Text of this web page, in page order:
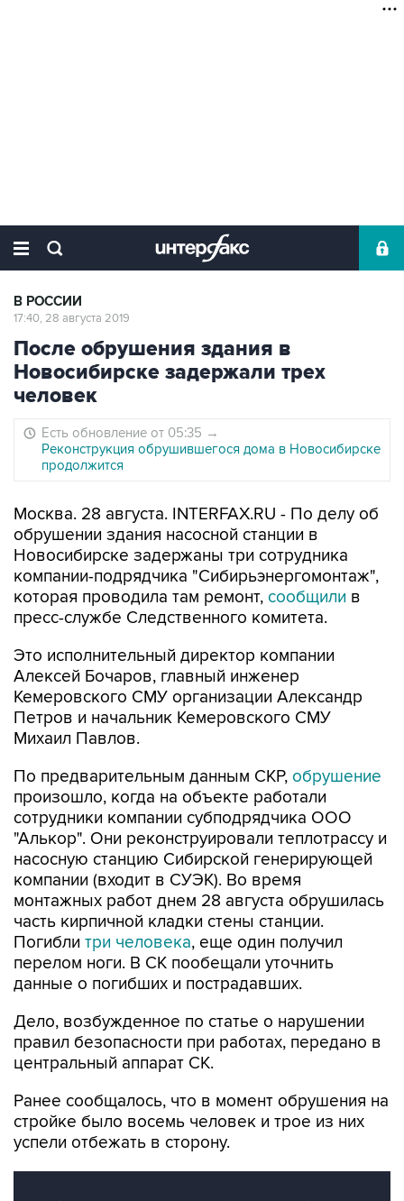
В РОССИИ
17:40, 28 августа 2019
После обрушения здания в
Новосибирске задержали трех
человек
Есть обновление от 05:35 →
Реконструкция обрушившегося дома в Новосибирске
продолжится
Москва. 28 августа. INTERFAX.RU - По делу об
обрушении здания насосной станции в
Новосибирске задержаны три сотрудника
компании-подрядчика "Сибирьэнергомонтаж",
которая проводила там ремонт, сообщили в
пресс-службе Следственного комитета.
Это исполнительный директор компании
Алексей Бочаров, главный инженер
Кемеровского СМУ организации Александр
Петров и начальник Кемеровского СМУ
Михаил Павлов.
По предварительным данным СКР, обрушение
произошло, когда на объекте работали
сотрудники компании субподрядчика ООО
"Алькор". Они реконструировали теплотрассу и
насосную станцию Сибирской генерирующей
компании (входит в СУЭК). Во время
монтажных работ днем 28 августа обрушилась
часть кирпичной кладки стены станции.
Погибли три человека, еще один получил
перелом ноги. В СК пообещали уточнить
данные о погибших и пострадавших.
Дело, возбужденное по статье о нарушении
правил безопасности при работах, передано в
центральный аппарат СК.
Ранее сообщалось, что в момент обрушения на
стройке было восемь человек и трое из них
успели отбежать в сторону.